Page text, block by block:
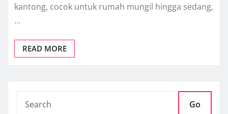
kantong, cocok untuk rumah mungil hingga sedang,
…
READ MORE
Go